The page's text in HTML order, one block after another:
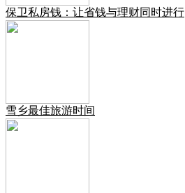
保卫私房钱：让省钱与理财同时进行
雪乡最佳旅游时间